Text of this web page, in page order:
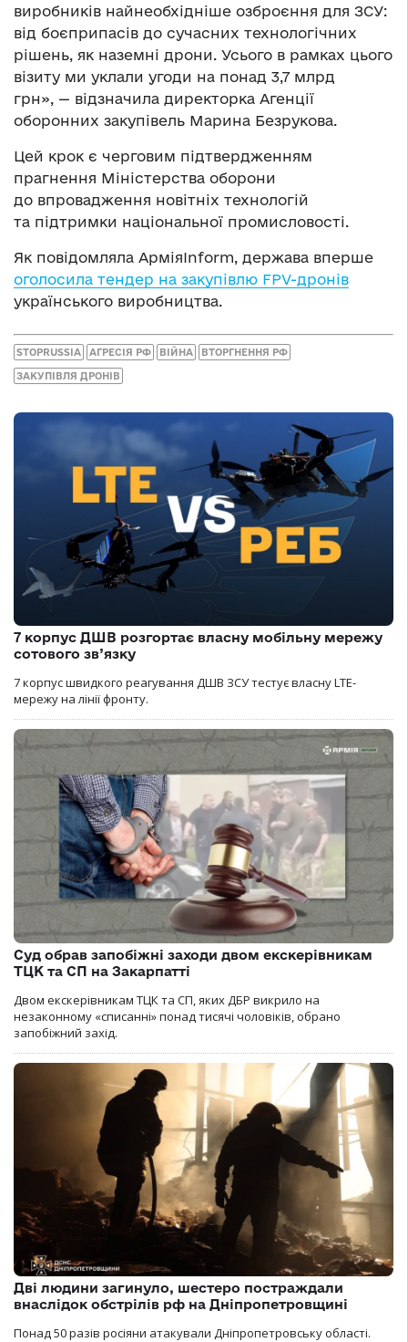
виробників найнеобхідніше озброєння для ЗСУ:
від боєприпасів до сучасних технологічних
рішень, як наземні дрони. Усього в рамках цього
візиту ми уклали угоди на понад 3,7 млрд
грн», — відзначила директорка Агенції
оборонних закупівель Марина Безрукова.
Цей крок є черговим підтвердженням
прагнення Міністерства оборони
до впровадження новітніх технологій
та підтримки національної промисловості.
Як повідомляла АрміяInform, держава вперше
оголосила тендер на закупівлю FPV-дронів
українського виробництва.
STOPRUSSIA АГРЕСІЯ РФ ВІЙНА ВТОРГНЕННЯ РФ
ЗАКУПІВЛЯ ДРОНІВ
7 корпус ДШВ розгортає власну мобільну мережу
сотового зв’язку
7 корпус швидкого реагування ДШВ ЗСУ тестує власну LTE-
мережу на лінії фронту.
Суд обрав запобіжні заходи двом екскерівникам
ТЦК та СП на Закарпатті
Двом екскерівникам ТЦК та СП, яких ДБР викрило на
незаконному «списанні» понад тисячі чоловіків, обрано
запобіжний захід.
Дві людини загинуло, шестеро постраждали
внаслідок обстрілів рф на Дніпропетровщині
Понад 50 разів росіяни атакували Дніпропетровську області.